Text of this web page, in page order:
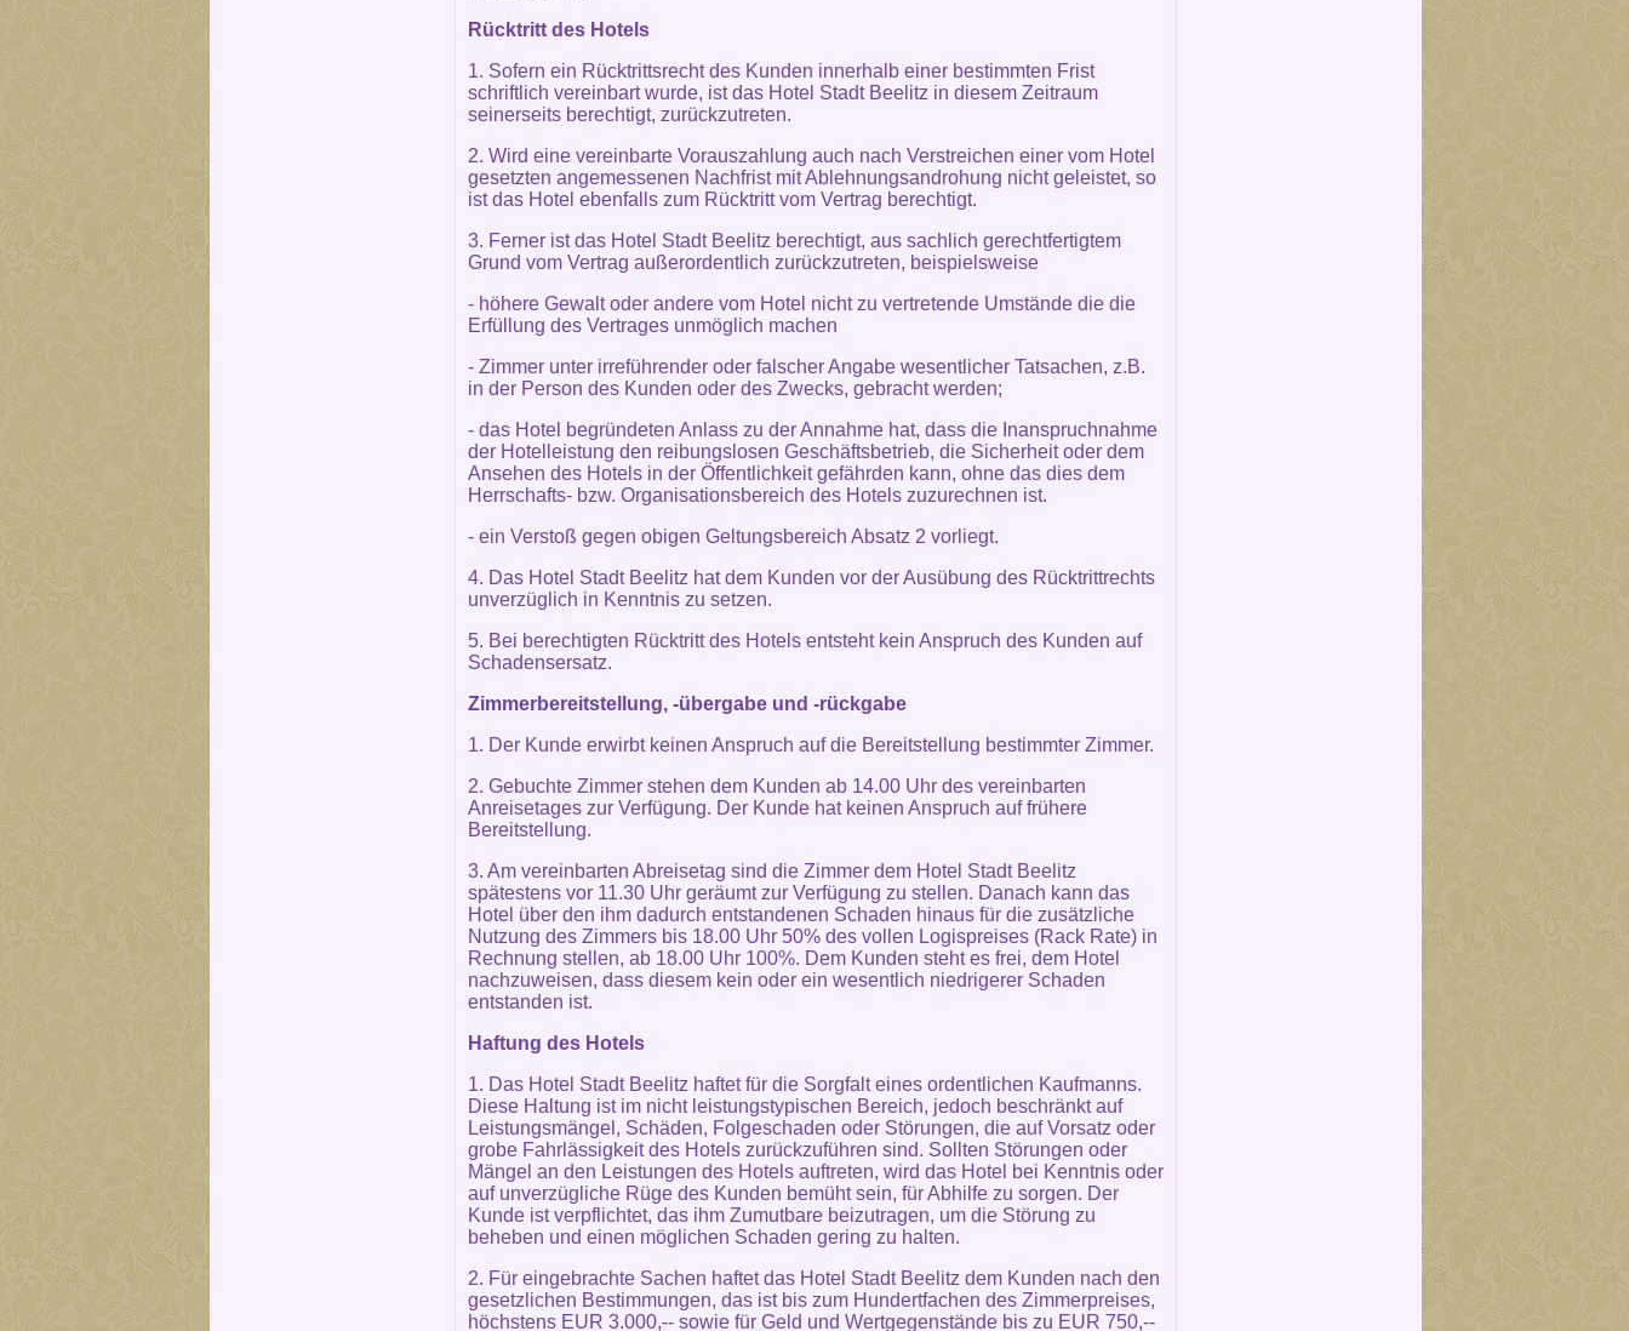
Rücktritt des Hotels
1. Sofern ein Rücktrittsrecht des Kunden innerhalb einer bestimmten Frist
schriftlich vereinbart wurde, ist das Hotel Stadt Beelitz in diesem Zeitraum
seinerseits berechtigt, zurückzutreten.
2. Wird eine vereinbarte Vorauszahlung auch nach Verstreichen einer vom Hotel
gesetzten angemessenen Nachfrist mit Ablehnungsandrohung nicht geleistet, so
ist das Hotel ebenfalls zum Rücktritt vom Vertrag berechtigt.
3. Ferner ist das Hotel Stadt Beelitz berechtigt, aus sachlich gerechtfertigtem
Grund vom Vertrag außerordentlich zurückzutreten, beispielsweise
- höhere Gewalt oder andere vom Hotel nicht zu vertretende Umstände die die
Erfüllung des Vertrages unmöglich machen
- Zimmer unter irreführender oder falscher Angabe wesentlicher Tatsachen, z.B.
in der Person des Kunden oder des Zwecks, gebracht werden;
- das Hotel begründeten Anlass zu der Annahme hat, dass die Inanspruchnahme
der Hotelleistung den reibungslosen Geschäftsbetrieb, die Sicherheit oder dem
Ansehen des Hotels in der Öffentlichkeit gefährden kann, ohne das dies dem
Herrschafts- bzw. Organisationsbereich des Hotels zuzurechnen ist.
- ein Verstoß gegen obigen Geltungsbereich Absatz 2 vorliegt.
4. Das Hotel Stadt Beelitz hat dem Kunden vor der Ausübung des Rücktrittrechts
unverzüglich in Kenntnis zu setzen.
5. Bei berechtigten Rücktritt des Hotels entsteht kein Anspruch des Kunden auf
Schadensersatz.
Zimmerbereitstellung, -übergabe und -rückgabe
1. Der Kunde erwirbt keinen Anspruch auf die Bereitstellung bestimmter Zimmer.
2. Gebuchte Zimmer stehen dem Kunden ab 14.00 Uhr des vereinbarten
Anreisetages zur Verfügung. Der Kunde hat keinen Anspruch auf frühere
Bereitstellung.
3. Am vereinbarten Abreisetag sind die Zimmer dem Hotel Stadt Beelitz
spätestens vor 11.30 Uhr geräumt zur Verfügung zu stellen. Danach kann das
Hotel über den ihm dadurch entstandenen Schaden hinaus für die zusätzliche
Nutzung des Zimmers bis 18.00 Uhr 50% des vollen Logispreises (Rack Rate) in
Rechnung stellen, ab 18.00 Uhr 100%. Dem Kunden steht es frei, dem Hotel
nachzuweisen, dass diesem kein oder ein wesentlich niedrigerer Schaden
entstanden ist.
Haftung des Hotels
1. Das Hotel Stadt Beelitz haftet für die Sorgfalt eines ordentlichen Kaufmanns.
Diese Haltung ist im nicht leistungstypischen Bereich, jedoch beschränkt auf
Leistungsmängel, Schäden, Folgeschaden oder Störungen, die auf Vorsatz oder
grobe Fahrlässigkeit des Hotels zurückzuführen sind. Sollten Störungen oder
Mängel an den Leistungen des Hotels auftreten, wird das Hotel bei Kenntnis oder
auf unverzügliche Rüge des Kunden bemüht sein, für Abhilfe zu sorgen. Der
Kunde ist verpflichtet, das ihm Zumutbare beizutragen, um die Störung zu
beheben und einen möglichen Schaden gering zu halten.
2. Für eingebrachte Sachen haftet das Hotel Stadt Beelitz dem Kunden nach den
gesetzlichen Bestimmungen, das ist bis zum Hundertfachen des Zimmerpreises,
höchstens EUR 3.000,-- sowie für Geld und Wertgegenstände bis zu EUR 750,--